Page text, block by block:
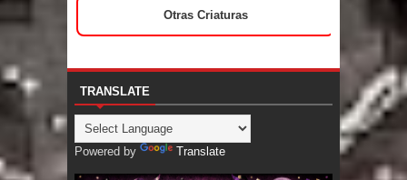
Otras Criaturas
TRANSLATE
Powered by Translate